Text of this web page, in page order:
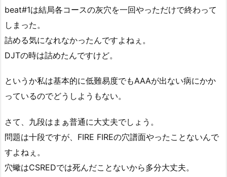
beat#1は結局各コースの灰穴を一回やっただけで終わって
しまった。
詰める気になれなかったんですよねぇ。
DJTの時は詰めたんですけど。
というか私は基本的に低難易度でもAAAが出ない病にかか
っているのでどうしようもない。
さて、九段はまぁ普通に大丈夫でしょう。
問題は十段ですが、FIRE FIREの穴譜面やったことないんで
すよねぇ。
穴蠍はCSREDでは死んだことないから多分大丈夫。